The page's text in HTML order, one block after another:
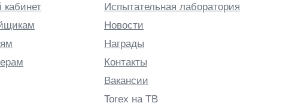
Испытательная лаборатория
Новости
Награды
Контакты
Вакансии
Torex на ТВ